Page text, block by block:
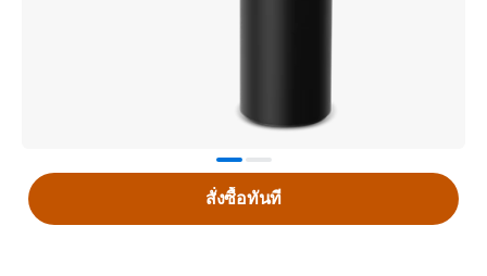
สั่งซื้อทันที